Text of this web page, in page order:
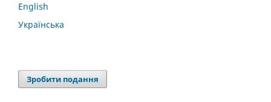
English
Українська
Зробити подання